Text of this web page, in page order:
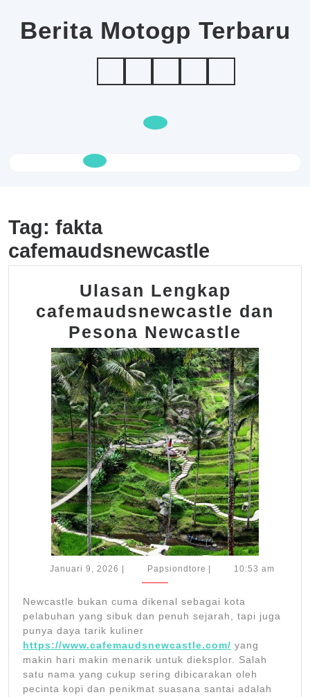
contentBerita Motogp Terbaru
Open
Tag: fakta
cafemaudsnewcastle
Ulasan Lengkap
cafemaudsnewcastle dan
Pesona Newcastle
dan
Pesona
Januari 9, 2026 JanuariPapsiondtore Papsiondtore
10:53 am
Newcastle bukan cuma dikenal sebagai kota
pelabuhan yang sibuk dan penuh sejarah, tapi juga
punya daya tarik kuliner
https://www.cafemaudsnewcastle.com/ yang
makin hari makin menarik untuk dieksplor. Salah
satu nama yang cukup sering dibicarakan oleh
pecinta kopi dan penikmat suasana santai adalah